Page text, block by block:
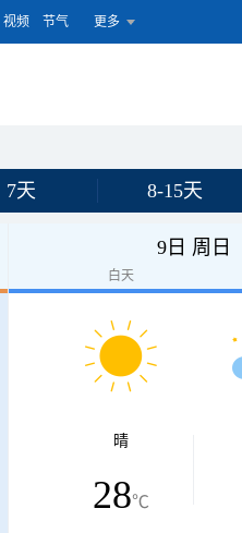
视频 节气 更多
7天 8-15天
9日 周日
白天
晴
28℃